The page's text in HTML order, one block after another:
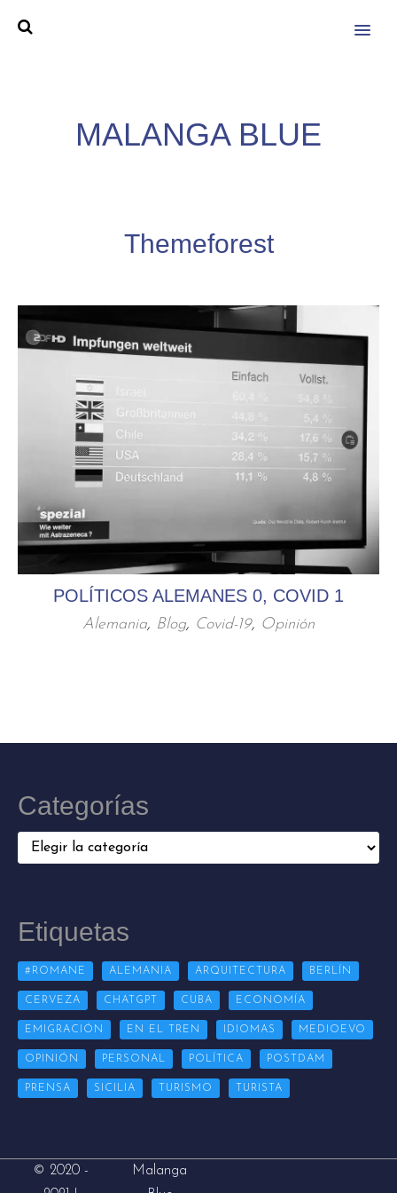
MENU
MALANGA BLUE
Themeforest
POLÍTICOS ALEMANES 0, COVID 1
Alemania, Blog, Covid-19, Opinión
Categorías
Categorías
Etiquetas
#ROMANE ALEMANIA ARQUITECTURA BERLÍN
CERVEZA CHATGPT CUBA ECONOMÍA
EMIGRACIÓN EN EL TREN IDIOMAS MEDIOEVO
OPINIÓN PERSONAL POLÍTICA POSTDAM
PRENSA SICILIA TURISMO TURISTA
© 2020 -
Malanga